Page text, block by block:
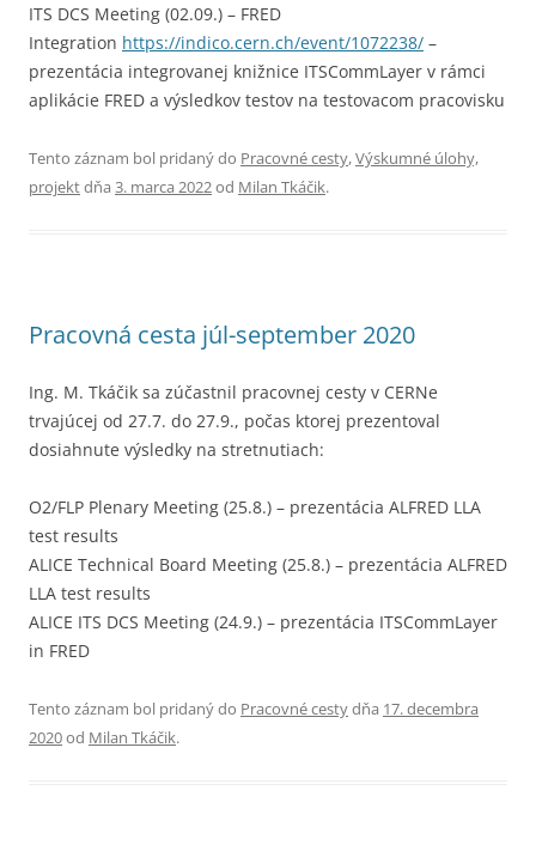
ITS DCS Meeting (02.09.) – FRED
Integration https://indico.cern.ch/event/1072238/ –
prezentácia integrovanej knižnice ITSCommLayer v rámci
aplikácie FRED a výsledkov testov na testovacom pracovisku
Tento záznam bol pridaný do Pracovné cesty,Výskumné úlohy,
projektdňa 3. marca 2022od Milan Tkáčik.
Pracovná cesta júl-september 2020
Ing. M. Tkáčik sa zúčastnil pracovnej cesty v CERNe
trvajúcej od 27.7. do 27.9., počas ktorej prezentoval
dosiahnute výsledky na stretnutiach:
O2/FLP Plenary Meeting (25.8.) – prezentácia ALFRED LLA
test results
ALICE Technical Board Meeting (25.8.) – prezentácia ALFRED
LLA test results
ALICE ITS DCS Meeting (24.9.) – prezentácia ITSCommLayer
in FRED
Tento záznam bol pridaný do Pracovné cestydňa 17. decembra
2020od Milan Tkáčik.